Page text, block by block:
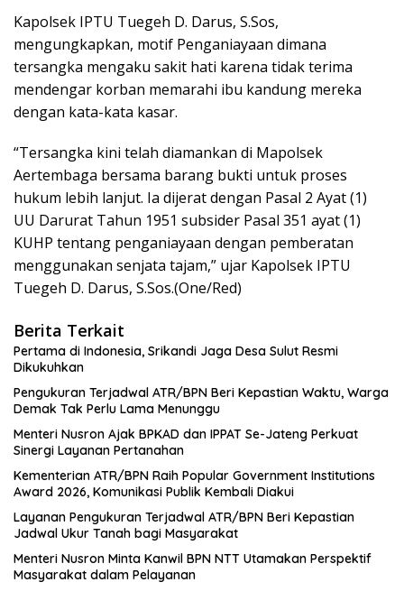
Kapolsek IPTU Tuegeh D. Darus, S.Sos,
mengungkapkan, motif Penganiayaan dimana
tersangka mengaku sakit hati karena tidak terima
mendengar korban memarahi ibu kandung mereka
dengan kata-kata kasar.
“Tersangka kini telah diamankan di Mapolsek
Aertembaga bersama barang bukti untuk proses
hukum lebih lanjut. Ia dijerat dengan Pasal 2 Ayat (1)
UU Darurat Tahun 1951 subsider Pasal 351 ayat (1)
KUHP tentang penganiayaan dengan pemberatan
menggunakan senjata tajam,” ujar Kapolsek IPTU
Tuegeh D. Darus, S.Sos.(One/Red)
Berita Terkait
Pertama di Indonesia, Srikandi Jaga Desa Sulut Resmi
Dikukuhkan
Pengukuran Terjadwal ATR/BPN Beri Kepastian Waktu, Warga
Demak Tak Perlu Lama Menunggu
Menteri Nusron Ajak BPKAD dan IPPAT Se-Jateng Perkuat
Sinergi Layanan Pertanahan
Kementerian ATR/BPN Raih Popular Government Institutions
Award 2026, Komunikasi Publik Kembali Diakui
Layanan Pengukuran Terjadwal ATR/BPN Beri Kepastian
Jadwal Ukur Tanah bagi Masyarakat
Menteri Nusron Minta Kanwil BPN NTT Utamakan Perspektif
Masyarakat dalam Pelayanan